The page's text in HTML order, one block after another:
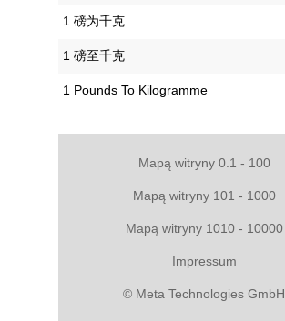
‎1 磅为千克
‎1 磅至千克
‎1 Pounds To Kilogramme
Mapą witryny 0.1 - 100
Mapą witryny 101 - 1000
Mapą witryny 1010 - 10000
Impressum
© Meta Technologies GmbH